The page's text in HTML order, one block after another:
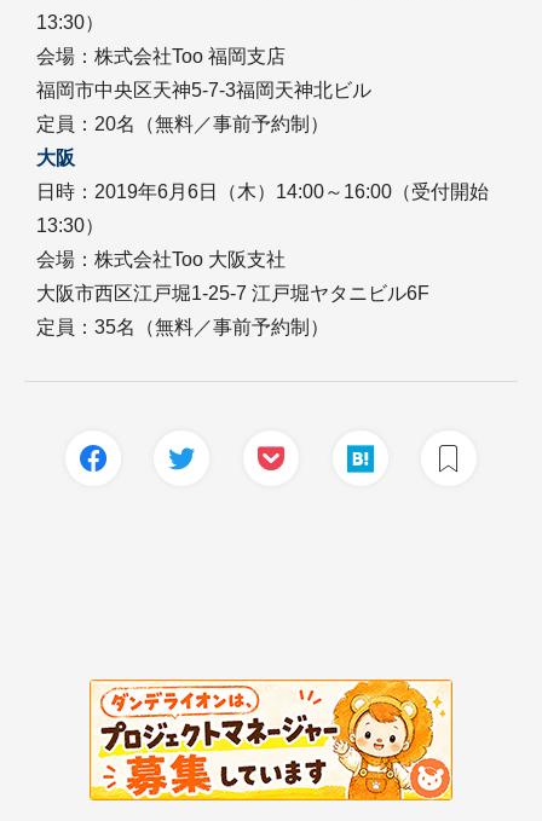
13:30）
会場：株式会社Too 福岡支店
福岡市中央区天神5-7-3福岡天神北ビル
定員：20名（無料／事前予約制）
大阪
日時：2019年6月6日（木）14:00～16:00（受付開始
13:30）
会場：株式会社Too 大阪支社
大阪市西区江戸堀1-25-7 江戸堀ヤタニビル6F
定員：35名（無料／事前予約制）